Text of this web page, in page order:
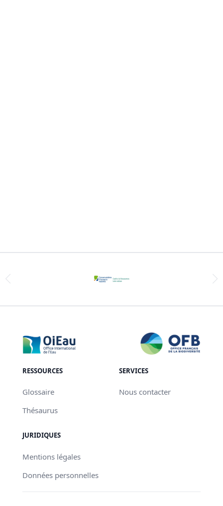
RESSOURCES
Glossaire
Thésaurus
SERVICES
Nous contacter
JURIDIQUES
Mentions légales
Données personnelles